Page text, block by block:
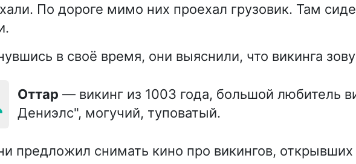
По дороге мимо них проехал грузовик. Там
в своё время, они выяснили, что викинга
Оттар — викинг из 1003 года, большой любитель
Дениэлс", могучий, туповатый.
предложил снимать кино про викингов,